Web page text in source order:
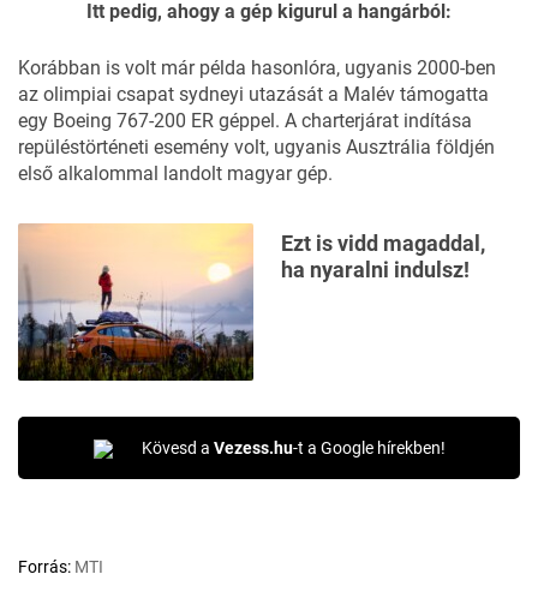
Itt pedig, ahogy a gép kigurul a hangárból:
Korábban is volt már példa hasonlóra, ugyanis 2000-ben
az olimpiai csapat sydneyi utazását a Malév támogatta
egy Boeing 767-200 ER géppel. A charterjárat indítása
repüléstörténeti esemény volt, ugyanis Ausztrália földjén
első alkalommal landolt magyar gép.
Ezt is vidd magaddal,
ha nyaralni indulsz!
Kövesd a Vezess.hu-t a Google hírekben!
Forrás: MTI